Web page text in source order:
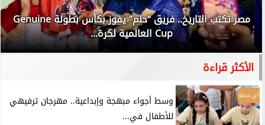
مصر تكتب التاريخ.. فريق “حلم” يفوز بكأس بطولة Genuine
Cup العالمية لكرة...
الأكثر قراءة
أي خدمة
وسط أجواء مبهجة وإبداعية.. مهرجان ترفيهي
للأطفال في...